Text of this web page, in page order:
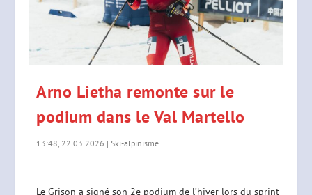
Arno Lietha remonte sur le
podium dans le Val Martello
13:48, 22.03.2026 |Ski-alpinisme
Le Grison a signé son 2e podium de l’hiver lors du sprint